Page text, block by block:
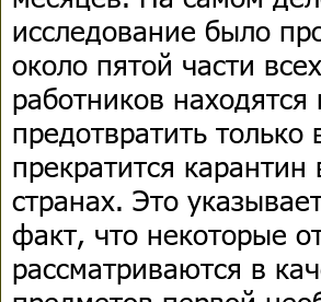
исследование было
около пятой части всех
работников
предотвратить
прекратится
странах. Это
факт, что некоторые
рассматриваются в